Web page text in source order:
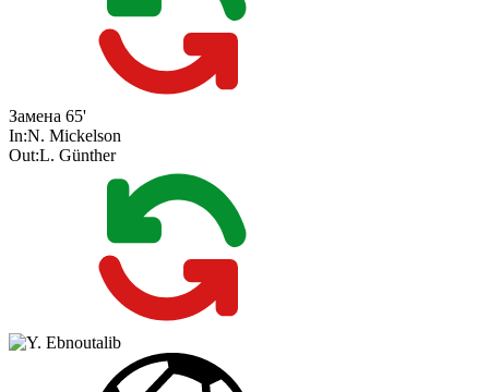
Замена 65'
In:N. Mickelson
Out:L. Günther